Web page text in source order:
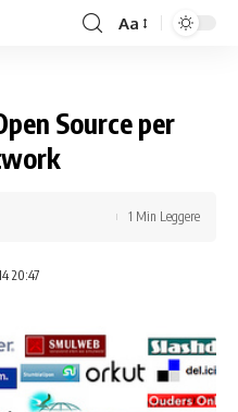
Aa
Source per
20:47
1 Min Leggere